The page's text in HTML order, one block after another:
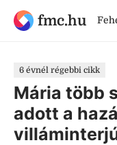
fmc.hu
6 évnél régebbi cikk
Mária több
adott a